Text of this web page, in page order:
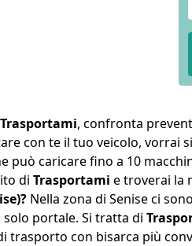
Trasportami, confronta
con te il tuo veicolo, vorrai
può caricare fino a 10
di Trasportami e troverai la
Nella zona di Senise ci
portale. Si tratta di
trasporto con bisarca più